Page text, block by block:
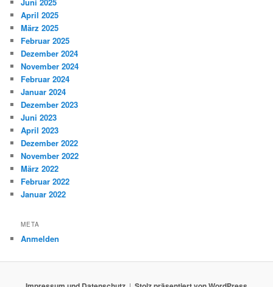
April 2025
März 2025
Februar 2025
Dezember 2024
November 2024
Februar 2024
Januar 2024
Dezember 2023
Juni 2023
April 2023
Dezember 2022
November 2022
März 2022
Februar 2022
Januar 2022
META
Anmelden